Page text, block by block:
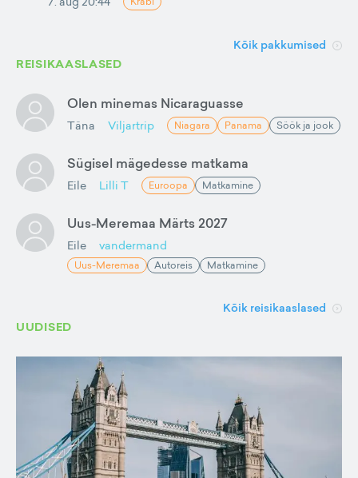
Kõik pakkumised
REISIKAASLASED
Olen minemas Nicaraguasse
Täna Viljartrip Niagara Panama Söök ja jook
Sügisel mägedesse matkama
Eile Lilli T Euroopa Matkamine
Uus-Meremaa Märts 2027
Eile vandermand
Uus-Meremaa Autoreis Matkamine
Kõik reisikaaslased
UUDISED